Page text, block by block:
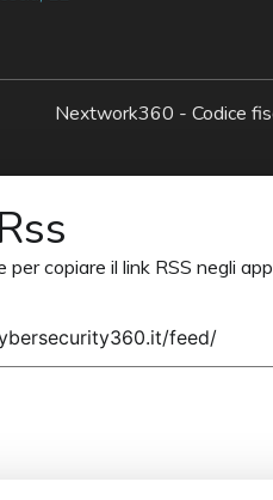
Nextwork360 - Codice
per copiare il link RSS negli